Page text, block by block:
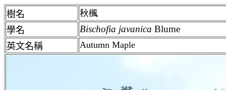
樹名
秋楓
學名
Bischofia javanica Blume
英文名稱 Autumn Maple